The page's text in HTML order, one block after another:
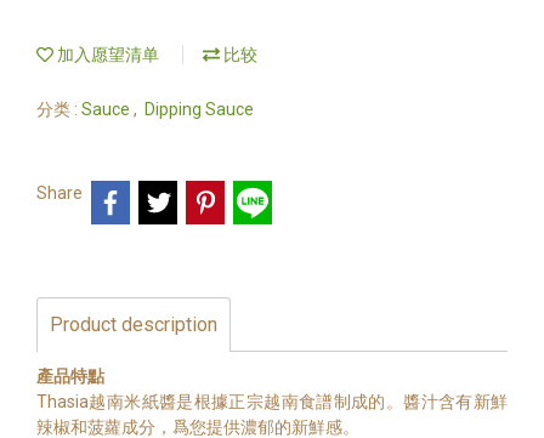
加入愿望清单 比较
分类 : Sauce , Dipping Sauce
Share
Product description
產品特點
Thasia越南米紙醬是根據正宗越南食譜制成的。醬汁含有新鮮
辣椒和菠蘿成分，爲您提供濃郁的新鮮感。